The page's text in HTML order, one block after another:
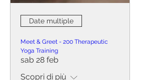
Date multiple
Meet & Greet - 200 Therapeutic
Yoga Training
sab 28 feb
Scopri di più